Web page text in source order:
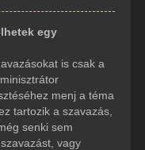
egy
is csak a
menj a téma
tartozik a szavazás,
senki sem
vagy